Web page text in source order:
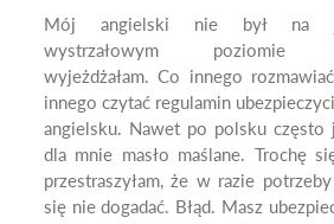
Mój angielski nie był na
wystrzałowym poziomie
wyjeżdżałam. Co innego
innego czytać regulamin
angielsku. Nawet po polsku często
dla mnie masło maślane. Trochę
przestraszyłam, że w razie
się nie dogadać. Błąd. Masz